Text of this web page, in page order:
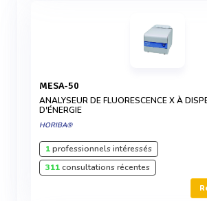
MESA-50
ANALYSEUR DE FLUORESCENCE X À
D'ÉNERGIE
HORIBA®
1professionnels intéressés
311consultations récentes